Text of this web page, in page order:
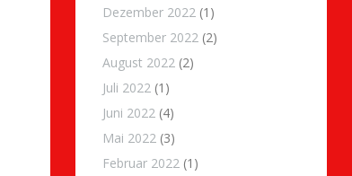
Dezember 2022(1)
September 2022(2)
August 2022(2)
Juli 2022(1)
Juni 2022(4)
Mai 2022(3)
Februar 2022(1)